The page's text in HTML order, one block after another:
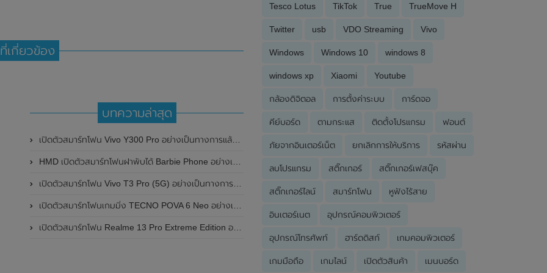
เกี่ยวข้อง
บทความล่าสุด
เปิดตัวสมาร์ทโฟน Vivo Y300 Pro อย่างเป็นทางการแล้วในประเทศจีน มาพร้อมดีไซน์พรีเมี่ยม ทนทาน และแบตเตอรี่สุดอึดขนาดใหญ่ 6,500mAh พร้อมรองรับการชาร์จไว 80W
HMD เปิดตัวสมาร์ทโฟนฝาพับได้ Barbie Phone อย่างเป็นทางการแล้ว มาพร้อมธีมสีชมพูสดใส
เปิดตัวสมาร์ทโฟน Vivo T3 Pro (5G) อย่างเป็นทางการแล้วในประเทศอินเดีย
เปิดตัวสมาร์ทโฟนเกมมิ่ง TECNO POVA 6 Neo อย่างเป็นทางการแล้วในประเทศไทย ในราคา 8,499 บาท
เปิดตัวสมาร์ทโฟน Realme 13 Pro Extreme Edition อย่างเป็นทางการแล้วในประเทศจีน
Tesco Lotus TikTok True TrueMove H
Twitter usb VDO Streaming Vivo
Windows Windows 10 windows 8
windows xp Xiaomi Youtube
กล้องดิจิตอล การตั้งค่าระบบ การ์ดจอ
คีย์บอร์ด ตามกระแส ติดตั้งโปรแกรม ฟอนต์
ภัยจากอินเตอร์เน็ต ยกเลิกการให้บริการ รหัสผ่าน
ลบโปรแกรม สติ๊กเกอร์ สติ๊กเกอร์เฟสบุ๊ค
สติ๊กเกอร์ไลน์ สมาร์ทโฟน หูฟังไร้สาย
อินเตอร์เนต อุปกรณ์คอมพิวเตอร์
อุปกรณ์โทรศัพท์ ฮาร์ดดิสก์ เกมคอมพิวเตอร์
เกมมือถือ เกมไลน์ เปิดตัวสินค้า เมนบอร์ด